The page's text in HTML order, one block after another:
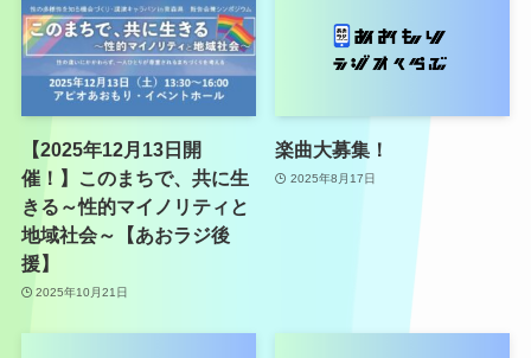
【2025年12月13日開
催！】このまちで、共に生
きる～性的マイノリティと
地域社会～【あおラジ後
援】
2025年10月21日
楽曲大募集！
2025年8月17日